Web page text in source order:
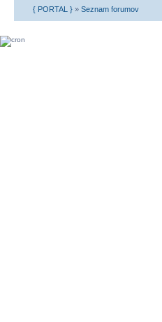
{ PORTAL } » Seznam forumov